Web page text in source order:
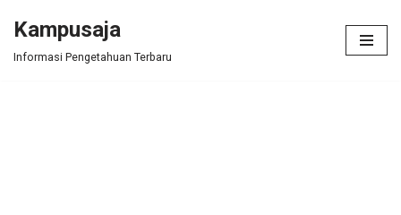
Skip
Kampusaja
Informasi Pengetahuan Terbaru